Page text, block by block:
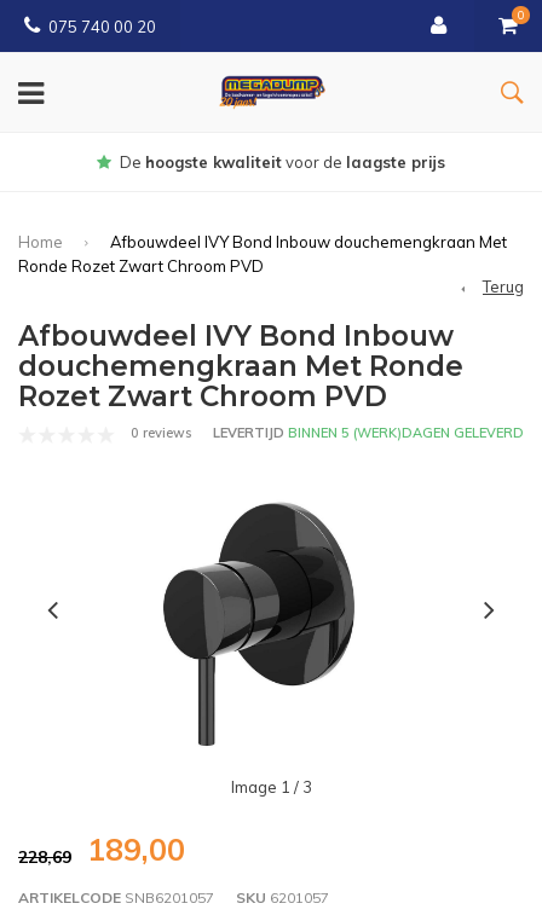
075 740 00 20
0
Gratisbezorgd vanaf € 150
Home
Afbouwdeel IVY Bond Inbouw douchemengkraan Met
Ronde Rozet Zwart Chroom PVD
Terug
Afbouwdeel IVY Bond Inbouw
douchemengkraan Met Ronde
Rozet Zwart Chroom PVD
0 reviews LEVERTIJD BINNEN 5 (WERK)DAGEN GELEVERD
Image 1 / 3
228,69 189,00
ARTIKELCODE SNB6201057 SKU 6201057